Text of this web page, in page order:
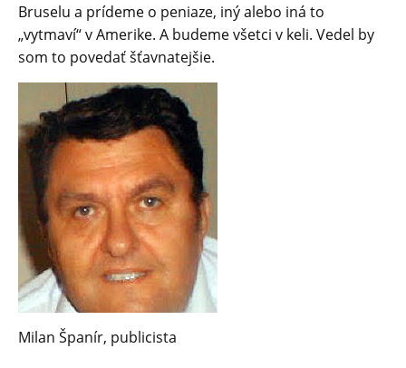
Bruselu a prídeme o peniaze, iný alebo iná to
„vytmaví“ v Amerike. A budeme všetci v keli. Vedel by
som to povedať šťavnatejšie.
Milan Španír, publicista